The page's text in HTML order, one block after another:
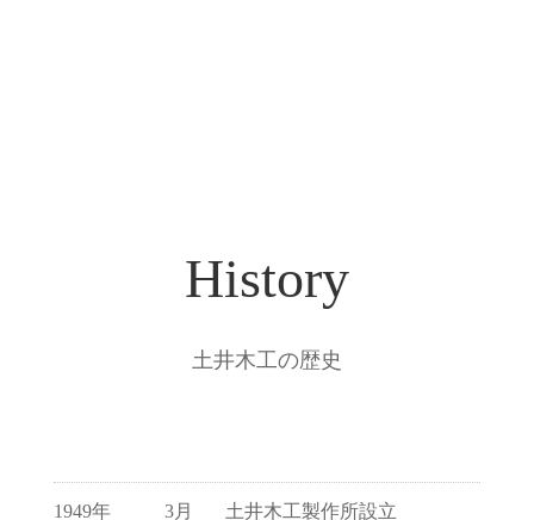
History
土井木工の歴史
1949年 3月 土井木工製作所設立